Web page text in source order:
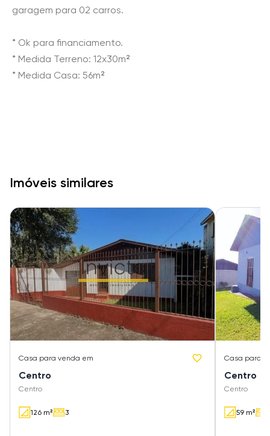
garagem para 02 carros.
* Ok para financiamento.
* Medida Terreno: 12x30m²
* Medida Casa: 56m²
Imóveis similares
Casa para venda em
Centro
Centro
126 m² 3
Casa para
Centro
Centro
59 m²